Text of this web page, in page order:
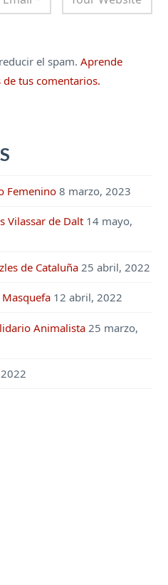
el spam.Aprende
tus comentarios.
Femenino 8 marzo, 2023
Vilassar de Dalt 14 mayo,
de Cataluña 25 abril, 2022
Masquefa 12 abril, 2022
Animalista 25 marzo,